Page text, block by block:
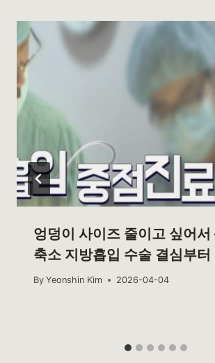
엉덩이 사이즈 줄이고 싶어
축소 지방흡입 수술 결심부터
By Yeonshin Kim 2026-04-04